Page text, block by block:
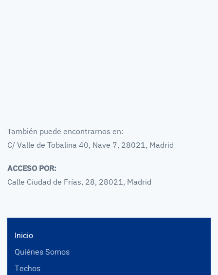
También puede encontrarnos en:
C/ Valle de Tobalina 40, Nave 7, 28021, Madrid
ACCESO POR:
Calle Ciudad de Frías, 28, 28021, Madrid
Inicio
Quiénes Somos
Techos